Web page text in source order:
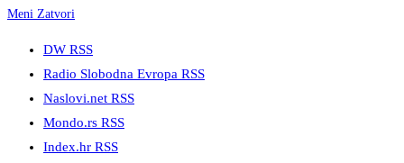
Meni Zatvori
DW RSS
Radio Slobodna Evropa RSS
Naslovi.net RSS
Mondo.rs RSS
Index.hr RSS